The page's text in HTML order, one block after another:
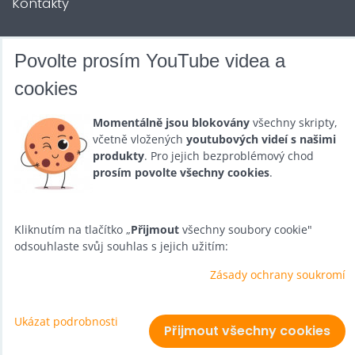
DALŠÍ SLUŽBY
Půjčovna
Promotéři
Kurzy a setkání
Velkoobchod
Nabídka práce
Předvolby soukromí
Zásady ochrany soukromí
Vytvořeno systémem:ByznysWeb.cz
Povolte prosím YouTube videa a
cookies
Momentálně jsou blokovány všechny skripty,
včetně vložených youtubových videí s našimi
produkty. Pro jejich bezproblémový chod
prosím povolte všechny cookies.
Kliknutím na tlačítko „Přijmout všechny soubory cookie"
odsouhlaste svůj souhlas s jejich užitím:
Zásady ochrany soukromí
Ukázat podrobnosti
Přijmout všechny cookies